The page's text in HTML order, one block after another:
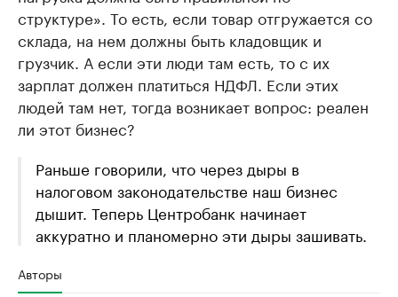
структуре». То есть, если товар отгружается со
склада, на нем должны быть кладовщик и
грузчик. А если эти люди там есть, то с их
зарплат должен платиться НДФЛ. Если этих
людей там нет, тогда возникает вопрос: реален
ли этот бизнес?
Раньше говорили, что через дыры в
налоговом законодательстве наш бизнес
дышит. Теперь Центробанк начинает
аккуратно и планомерно эти дыры зашивать.
Авторы